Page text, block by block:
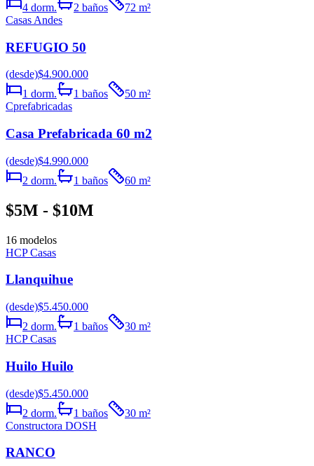
4 dorm. 2 baños 72 m²
Casas Andes
REFUGIO 50
(desde)$4.900.000
1 dorm. 1 baños 50 m²
Cprefabricadas
Casa Prefabricada 60 m2
(desde)$4.990.000
2 dorm. 1 baños 60 m²
$5M - $10M
16 modelos
HCP Casas
Llanquihue
(desde)$5.450.000
2 dorm. 1 baños 30 m²
HCP Casas
Huilo Huilo
(desde)$5.450.000
2 dorm. 1 baños 30 m²
Constructora DOSH
RANCO